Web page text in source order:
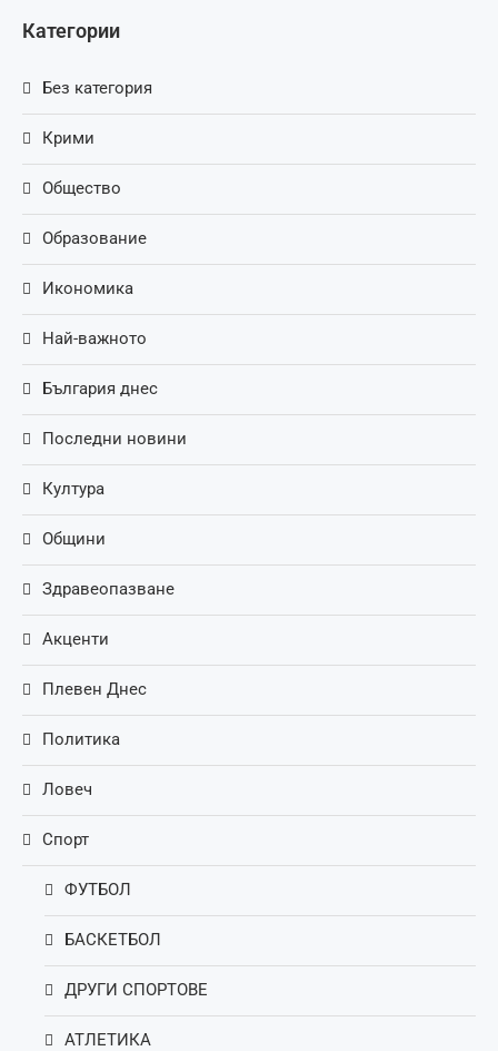
Категории
Без категория
Крими
Общество
Образование
Икономика
Най-важното
България днес
Последни новини
Култура
Общини
Здравеопазване
Акценти
Плевен Днес
Политика
Ловеч
Спорт
ФУТБОЛ
БАСКЕТБОЛ
ДРУГИ СПОРТОВЕ
АТЛЕТИКА